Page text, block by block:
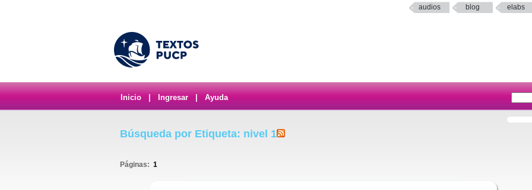
audios blog elabs
Inicio Ingresar Ayuda
Búsqueda por Etiqueta: nivel 1
Páginas: 1